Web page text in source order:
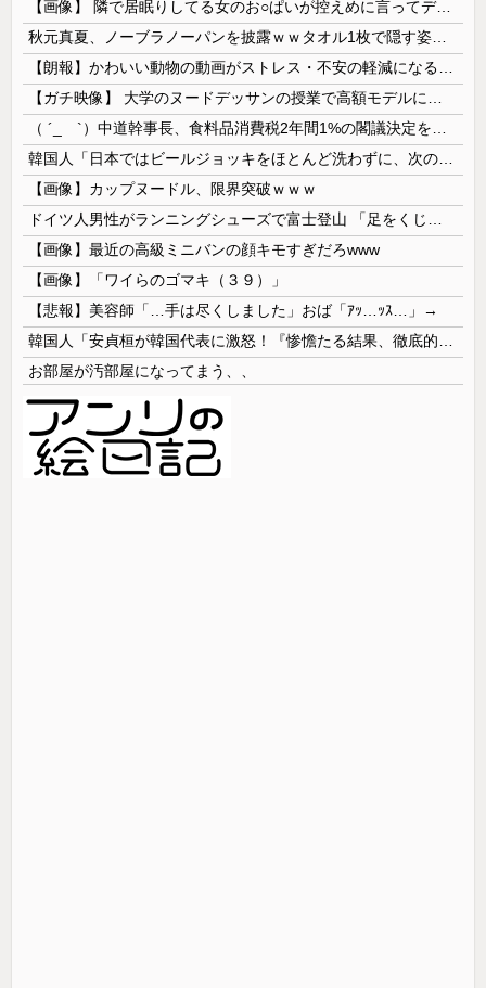
【画像】 隣で居眠りしてる女のお○ぱいが控えめに言ってデカいｗｗｗ
【画像】カップヌードル、限界突破ｗｗｗ
【画像】最近の高級ミニバンの顔キモすぎだろwww
【画像】「ワイらのゴマキ（３９）」
【悲報】美容師「…手は尽くしました」おば「ｱｯ…ｯｽ…」→
お部屋が汚部屋になってまう、、